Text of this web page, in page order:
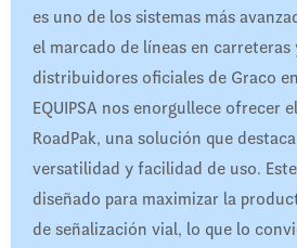
es uno de los sistemas más
el marcado de líneas en
distribuidores oficiales de Graco
EQUIPSA nos enorgullece ofrecer
RoadPak, una solución que
versatilidad y facilidad de uso.
diseñado para maximizar la
de señalización vial, lo que lo